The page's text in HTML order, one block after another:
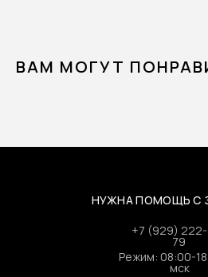
ВАМ МОГУТ
НУЖНА ПОМОЩЬ С
+7 (929)
79
Режим: 08:00-
мск